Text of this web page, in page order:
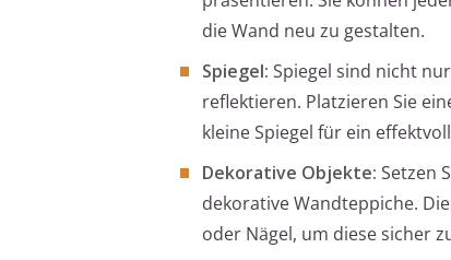
die Wand neu zu gestalten.
Spiegel: Spiegel sind nicht
reflektieren. Platzieren Sie
kleine Spiegel für ein
Dekorative Objekte: Setzen
dekorative Wandteppiche.
oder Nägel, um diese sicher